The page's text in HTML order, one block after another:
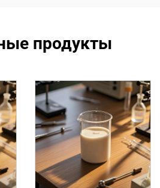
продукты